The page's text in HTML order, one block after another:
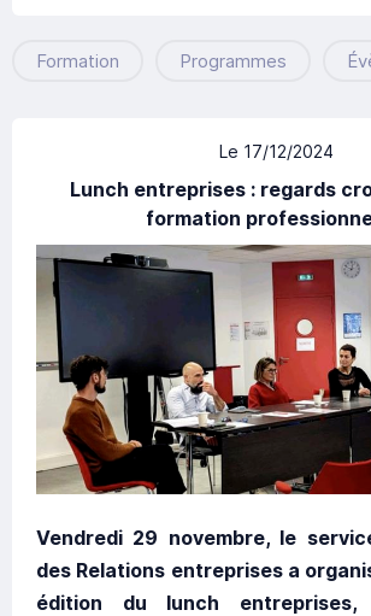
Formation Programmes
Le 17/12/2024
Lunch entreprises : regards
formation
Vendredi 29 novembre, le
des Relations entreprises a
édition du lunch entreprises,